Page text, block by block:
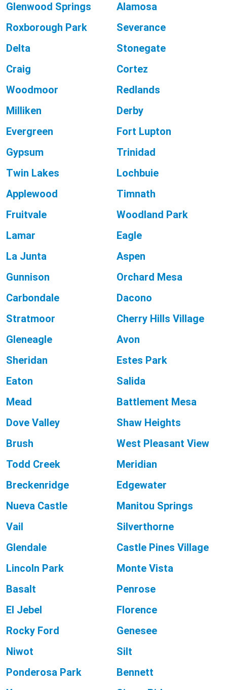
Glenwood Springs
Alamosa
Roxborough Park
Severance
Delta
Stonegate
Craig
Cortez
Woodmoor
Redlands
Milliken
Derby
Evergreen
Fort Lupton
Gypsum
Trinidad
Twin Lakes
Lochbuie
Applewood
Timnath
Fruitvale
Woodland Park
Lamar
Eagle
La Junta
Aspen
Gunnison
Orchard Mesa
Carbondale
Dacono
Stratmoor
Cherry Hills Village
Gleneagle
Avon
Sheridan
Estes Park
Eaton
Salida
Mead
Battlement Mesa
Dove Valley
Shaw Heights
Brush
West Pleasant View
Todd Creek
Meridian
Breckenridge
Edgewater
Nueva Castle
Manitou Springs
Vail
Silverthorne
Glendale
Castle Pines Village
Lincoln Park
Monte Vista
Basalt
Penrose
El Jebel
Florence
Rocky Ford
Genesee
Niwot
Silt
Ponderosa Park
Bennett